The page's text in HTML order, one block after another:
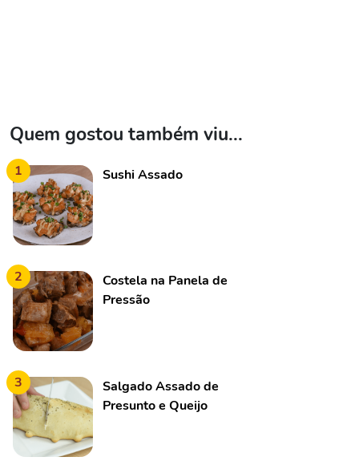
Quem gostou também viu...
1 Sushi Assado
2
Costela na Panela de
Pressão
3
Salgado Assado de
Presunto e Queijo